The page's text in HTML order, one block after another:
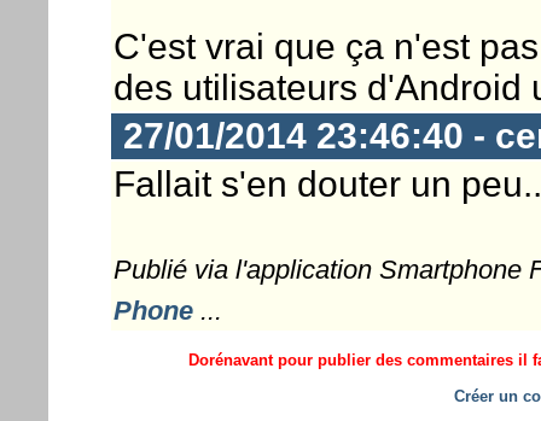
C'est vrai que ça n'est
des utilisateurs d'Android
27/01/2014 23:46:40 -
Fallait s'en douter un
Publié via l'application Smartphone
Phone...
Dorénavant pour publier des commentaires il
Créer un